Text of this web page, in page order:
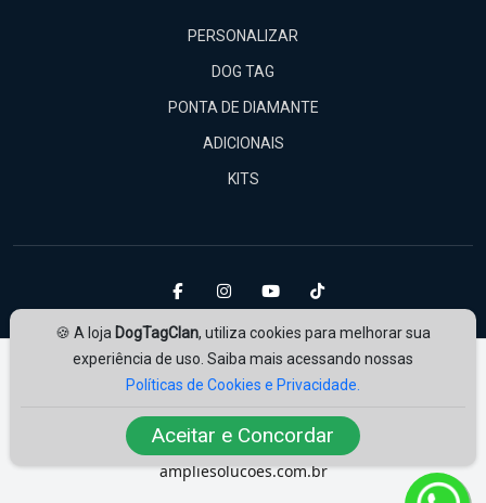
🍪 A loja DogTagClan, utiliza cookies para melhorar sua
experiência de uso. Saiba mais acessando nossas
Políticas de Cookies e Privacidade.
Aceitar e Concordar
PERSONALIZAR
DOG TAG
PONTA DE DIAMANTE
ADICIONAIS
KITS
Desenvolvido por Amplie Soluções
ampliesolucoes.com.br